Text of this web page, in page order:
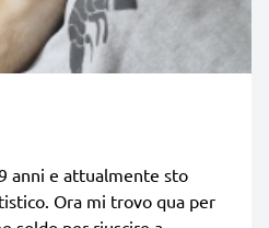
anni e attualmente sto
Ora mi trovo qua per